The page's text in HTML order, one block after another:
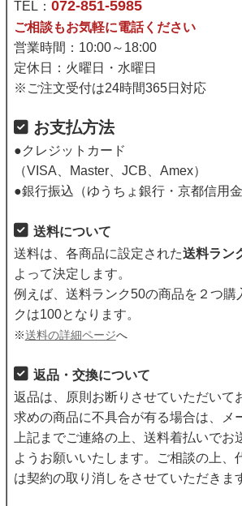
TEL： 072-851-5985
ご相談もお気軽に電話ください
営業時間：10:00～18:00
定休日：火曜日・水曜日
※ご注文受付は24時間365日対応
お支払方法
●クレジットカード
（VISA、Master、JCB、Amex）
●銀行振込（ゆうちょ銀行・京都信用金
送料について
送料は、各商品に設定された送料ラン
よって決定します。
例えば、送料ランク50の商品を２つ購
クは100となります。
※送料の詳細ページへ
返品・交換について
返品は、原則お断りさせていただいて
求めの商品に不具合が有る場合は、メ
上記までご連絡の上、送料着払いでお
ようお願いいたします。ご相談の上、
は契約の取り消しをさせていただきま